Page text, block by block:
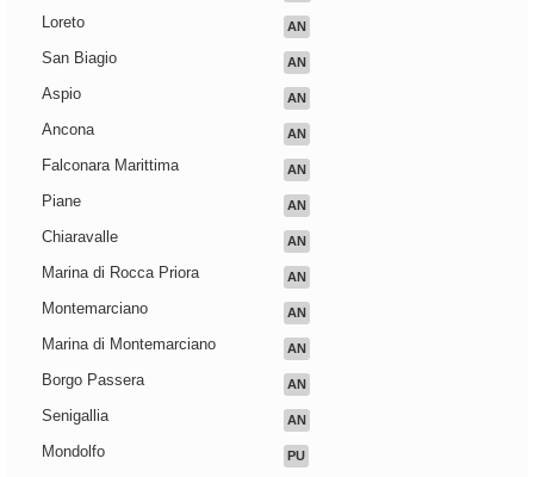
Loreto AN
San Biagio AN
Aspio AN
Ancona AN
Falconara Marittima AN
Piane AN
Chiaravalle AN
Marina di Rocca Priora AN
Montemarciano AN
Marina di Montemarciano AN
Borgo Passera AN
Senigallia AN
Mondolfo PU